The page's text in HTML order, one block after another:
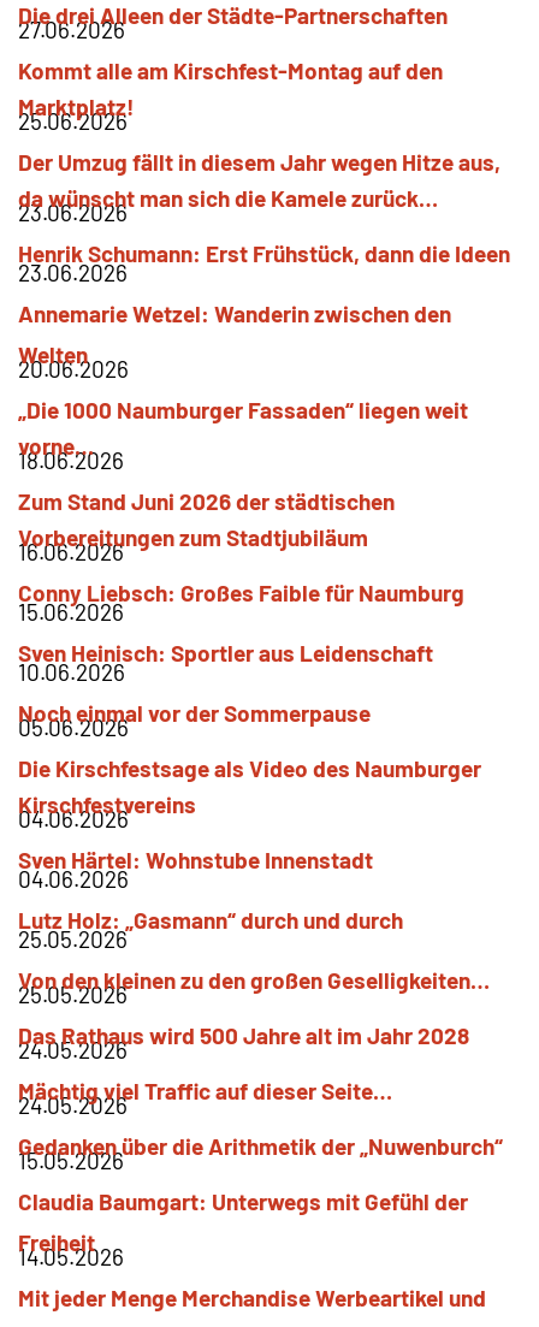
Die drei Alleen der Städte-Partnerschaften
27.06.2026
Kommt alle am Kirschfest-Montag auf den
Marktplatz!
25.06.2026
Der Umzug fällt in diesem Jahr wegen Hitze aus,
da wünscht man sich die Kamele zurück…
23.06.2026
HenrikSchumann Erst Frühstück, dann die Ideen
23.06.2026
AnnemarieWetzel Wanderin zwischen den
Welten
20.06.2026
„Die 1000 Naumburger Fassaden“ liegen weit
vorne…
18.06.2026
Zum Stand Juni 2026 der städtischen
Vorbereitungen zum Stadtjubiläum
16.06.2026
Conny Liebsch Großes Faible für Naumburg
15.06.2026
Sven Heinisch Sportler aus Leidenschaft
10.06.2026
Noch einmal vor der Sommerpause
05.06.2026
Die Kirschfestsage als Video des Naumburger
Kirschfestvereins
04.06.2026
Sven Härtel Wohnstube Innenstadt
04.06.2026
Lutz Holz „Gasmann“ durch und durch
25.05.2026
Von den kleinen zu den großen Geselligkeiten…
25.05.2026
Das Rathaus wird 500 Jahre alt im Jahr 2028
24.05.2026
Mächtig viel Traffic auf dieser Seite…
24.05.2026
Gedanken über die Arithmetik der „Nuwenburch“
15.05.2026
Claudia Baumgart Unterwegs mit Gefühl der
Freiheit
14.05.2026
Mit jeder Menge Merchandise Werbeartikel und